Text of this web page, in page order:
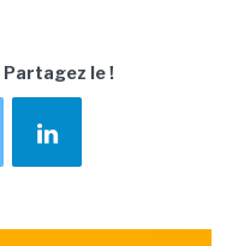
Partagez le !